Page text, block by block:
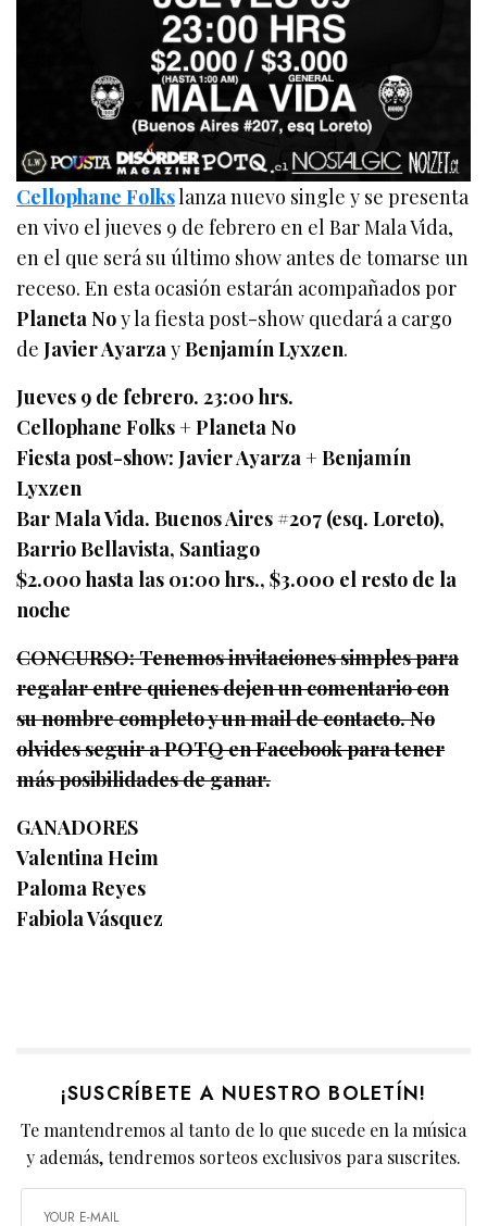
Cellophane Folkslanza nuevo single y se presenta
en vivo el jueves 9 de febrero en el Bar Mala Vida,
en el que será su último show antes de tomarse un
receso. En esta ocasión estarán acompañados por
Planeta Noy la fiesta post-show quedará a cargo
deJavier Ayarza yBenjamín Lyxzen.
Jueves 9 de febrero. 23:00 hrs.
Cellophane Folks + Planeta No
Fiesta post-show: Javier Ayarza + Benjamín
Lyxzen
Bar Mala Vida. Buenos Aires #207 (esq. Loreto),
Barrio Bellavista, Santiago
$2.000 hasta las 01:00 hrs., $3.000 el resto de la
noche
CONCURSO: Tenemos invitaciones simples para
regalar entre quienes dejen un comentario con
su nombre completo y un mail de contacto. No
olvides seguir a POTQ en Facebook para tener
más posibilidades de ganar.
GANADORES
Valentina Heim
Paloma Reyes
Fabiola Vásquez
¡SUSCRÍBETE A NUESTRO BOLETÍN!
Te mantendremos al tanto de lo que sucede en la música
y además, tendremos sorteos exclusivos para suscrites.